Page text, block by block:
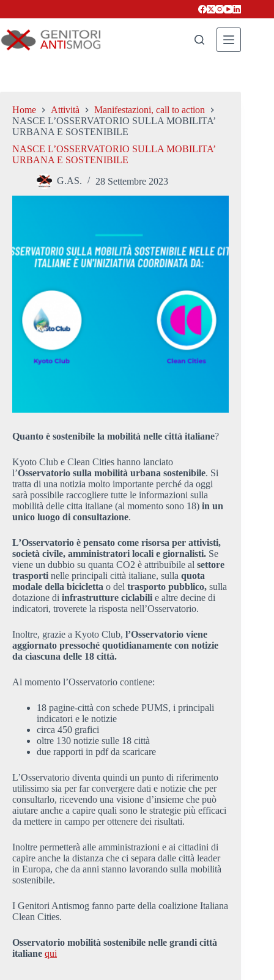
Home Attività
Manifestazioni, call to action
NASCE L’OSSERVATORIO SULLA MOBILITA’
URBANA E SOSTENIBILE
NASCE L’OSSERVATORIO SULLA MOBILITA’
URBANA E SOSTENIBILE
G.AS. 28 Settembre 2023
Quanto è sostenibile la mobilità nelle città italiane?
Kyoto Club e Clean Cities hanno lanciato
l’Osservatorio sulla mobilità urbana sostenibile. Si
tratta di una notizia molto importante perché da oggi
sarà possibile raccogliere tutte le informazioni sulla
mobilità delle citta italiane (al momento sono 18) in un
unico luogo di consultazione.
L’Osservatorio è pensato come risorsa per attivisti,
società civile, amministratori locali e giornalisti. Se
viene un dubbio su quanta CO2 è attribuibile al settore
trasporti nelle principali città italiane, sulla quota
modale della bicicletta o del trasporto pubblico, sulla
dotazione di infrastrutture ciclabili e altre decine di
indicatori, troverete la risposta nell’Osservatorio.
Inoltre, grazie a Kyoto Club, l’Osservatorio viene
aggiornato pressoché quotidianamente con notizie
da ciascuna delle 18 città.
Al momento l’Osservatorio contiene:
18 pagine-città con schede PUMS, i principali
indicatori e le notizie
circa 450 grafici
oltre 130 notizie sulle 18 città
due rapporti in pdf da scaricare
L’Osservatorio diventa quindi un punto di riferimento
utilissimo sia per far convergere dati e notizie che per
consultarlo, ricevendo una visione d’insieme che può
aiutare anche a capire quali sono le strategie più efficaci
da mettere in campo per ottenere dei risultati.
Inoltre permetterà alle amministrazioni e ai cittadini di
capire anche la distanza che ci separa dalle città leader
in Europa, che da anni stanno lavorando sulla mobilità
sostenibile.
I Genitori Antismog fanno parte della coalizione Italiana
Clean Cities.
Osservatorio mobilità sostenibile nelle grandi città
italiane qui